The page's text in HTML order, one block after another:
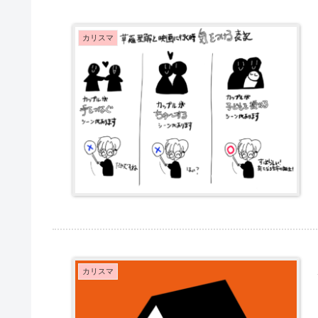
カリスマ
カリスマ